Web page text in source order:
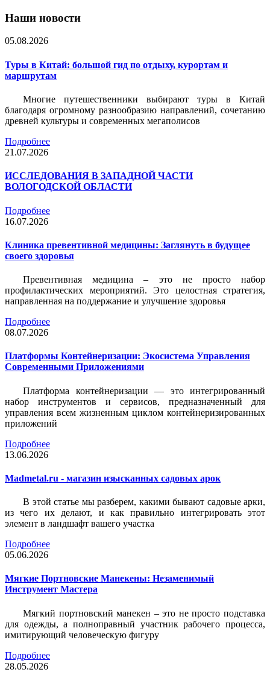
Наши новости
05.08.2026
Туры в Китай: большой гид по отдыху, курортам и
маршрутам
Многие путешественники выбирают туры в Китай
благодаря огромному разнообразию направлений, сочетанию
древней культуры и современных мегаполисов
Подробнее
21.07.2026
ИССЛЕДОВАНИЯ В ЗАПАДНОЙ ЧАСТИ
ВОЛОГОДСКОЙ ОБЛАСТИ
Подробнее
16.07.2026
Клиника превентивной медицины: Заглянуть в будущее
своего здоровья
Превентивная медицина – это не просто набор
профилактических мероприятий. Это целостная стратегия,
направленная на поддержание и улучшение здоровья
Подробнее
08.07.2026
Платформы Контейнеризации: Экосистема Управления
Современными Приложениями
Платформа контейнеризации — это интегрированный
набор инструментов и сервисов, предназначенный для
управления всем жизненным циклом контейнеризированных
приложений
Подробнее
13.06.2026
Madmetal.ru - магазин изысканных садовых арок
В этой статье мы разберем, какими бывают садовые арки,
из чего их делают, и как правильно интегрировать этот
элемент в ландшафт вашего участка
Подробнее
05.06.2026
Мягкие Портновские Манекены: Незаменимый
Инструмент Мастера
Мягкий портновский манекен – это не просто подставка
для одежды, а полноправный участник рабочего процесса,
имитирующий человеческую фигуру
Подробнее
28.05.2026